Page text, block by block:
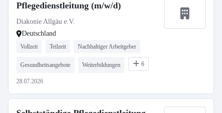
Pflegedienstleitung (m/w/d)
Diakonie Allgäu e.V.
Deutschland
Vollzeit Teilzeit Nachhaltiger Arbeitgeber
Gesundheitsangebote Weiterbildungen 6
28.07.2026